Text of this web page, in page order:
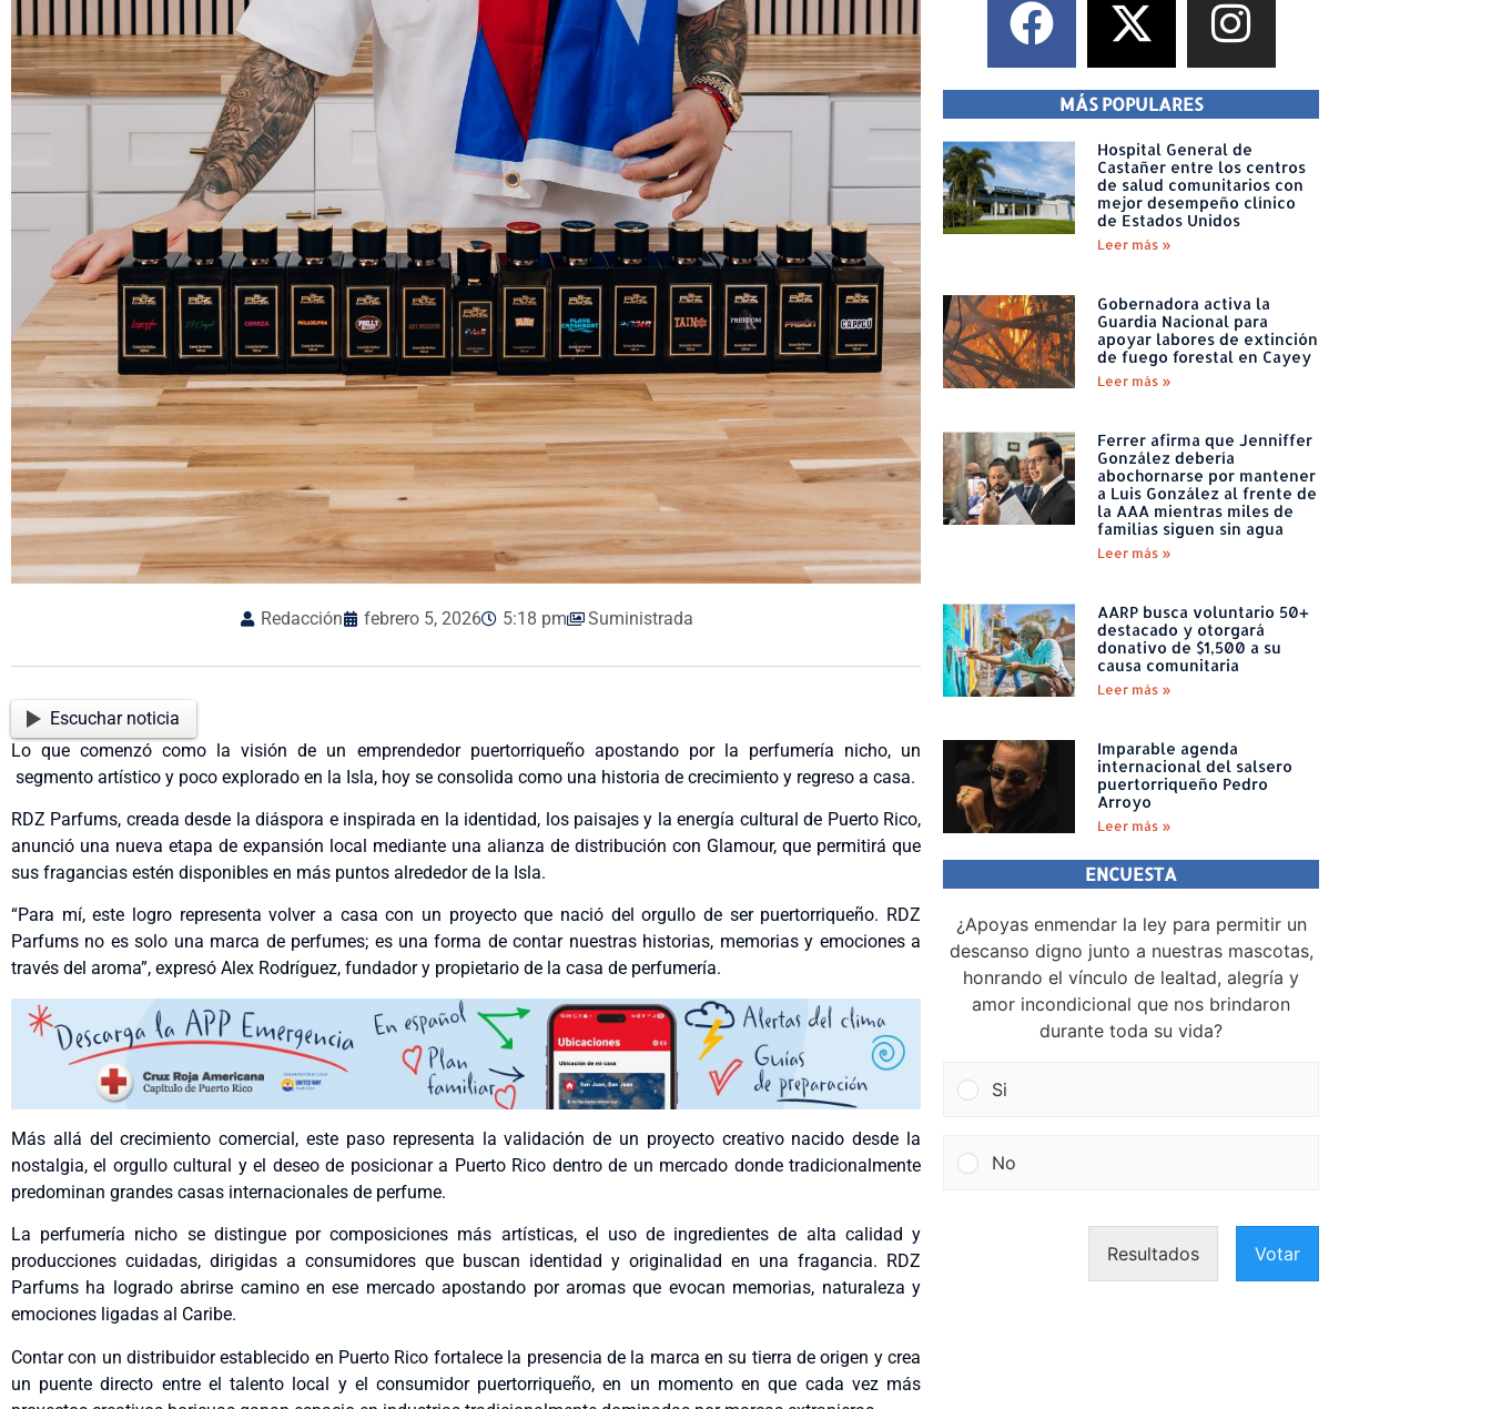
Redacción febrero 5, 2026 5:18 pm Suministrada
Escuchar noticia
Lo que comenzó como la visión de un emprendedor puertorriqueño apostando por la perfumería nicho, un
segmento artístico y poco explorado en la Isla, hoy se consolida como una historia de crecimiento y regreso a casa.
RDZ Parfums, creada desde la diáspora e inspirada en la identidad, los paisajes y la energía cultural de Puerto Rico,
anunció una nueva etapa de expansión local mediante una alianza de distribución con Glamour, que permitirá que
sus fragancias estén disponibles en más puntos alrededor de la Isla.
“Para mí, este logro representa volver a casa con un proyecto que nació del orgullo de ser puertorriqueño. RDZ
Parfums no es solo una marca de perfumes; es una forma de contar nuestras historias, memorias y emociones a
través del aroma”, expresó Alex Rodríguez, fundador y propietario de la casa de perfumería.
Más allá del crecimiento comercial, este paso representa la validación de un proyecto creativo nacido desde la
nostalgia, el orgullo cultural y el deseo de posicionar a Puerto Rico dentro de un mercado donde tradicionalmente
predominan grandes casas internacionales de perfume.
La perfumería nicho se distingue por composiciones más artísticas, el uso de ingredientes de alta calidad y
producciones cuidadas, dirigidas a consumidores que buscan identidad y originalidad en una fragancia. RDZ
Parfums ha logrado abrirse camino en ese mercado apostando por aromas que evocan memorias, naturaleza y
emociones ligadas al Caribe.
Contar con un distribuidor establecido en Puerto Rico fortalece la presencia de la marca en su tierra de origen y crea
un puente directo entre el talento local y el consumidor puertorriqueño, en un momento en que cada vez más
MÁS POPULARES
Hospital General de
Castañer entre los centros
de salud comunitarios con
mejor desempeño clínico
de Estados Unidos
Leer más »
Gobernadora activa la
Guardia Nacional para
apoyar labores de extinción
de fuego forestal en Cayey
Leer más »
Ferrer afirma que Jenniffer
González debería
abochornarse por mantener
a Luis González al frente de
la AAA mientras miles de
familias siguen sin agua
Leer más »
AARP busca voluntario 50+
destacado y otorgará
donativo de $1,500 a su
causa comunitaria
Leer más »
Imparable agenda
internacional del salsero
puertorriqueño Pedro
Arroyo
Leer más »
ENCUESTA
¿Apoyas enmendar la ley para permitir un
descanso digno junto a nuestras mascotas,
honrando el vínculo de lealtad, alegría y
amor incondicional que nos brindaron
durante toda su vida?
Si
No
Resultados Votar